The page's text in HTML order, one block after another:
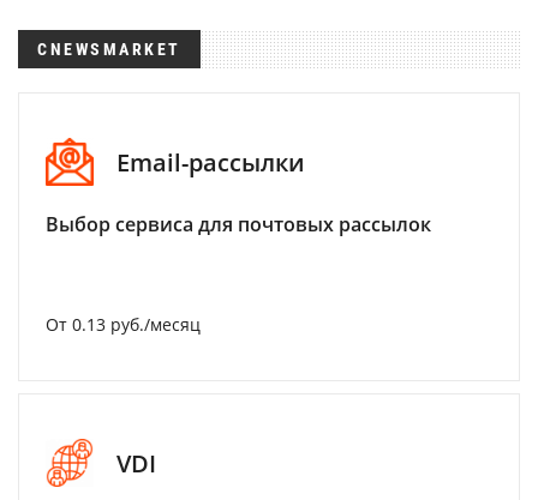
CNEWSMARKET
Email-рассылки
Выбор сервиса для почтовых рассылок
От 0.13 руб./месяц
VDI